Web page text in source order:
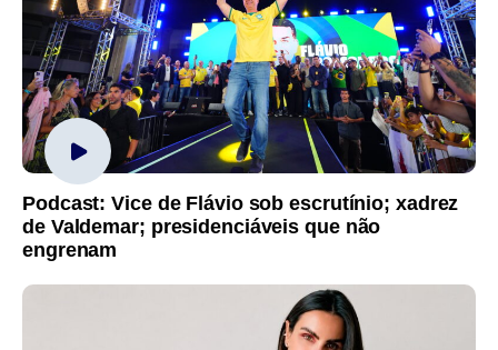
Podcast: Vice de Flávio sob escrutínio; xadrez
de Valdemar; presidenciáveis que não
engrenam